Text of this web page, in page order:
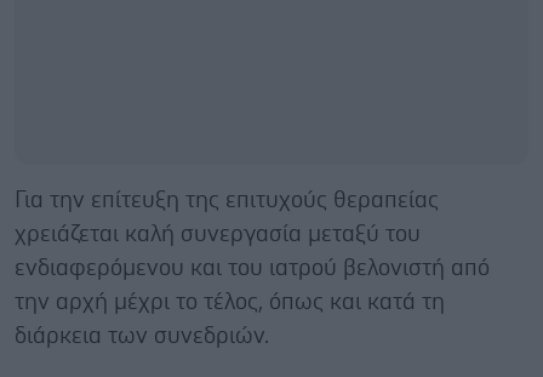
Για την επίτευξη της επιτυχούς θεραπείας
χρειάζεται καλή συνεργασία μεταξύ του
ενδιαφερόμενου και του ιατρού βελονιστή από
την αρχή μέχρι το τέλος, όπως και κατά τη
διάρκεια των συνεδριών.